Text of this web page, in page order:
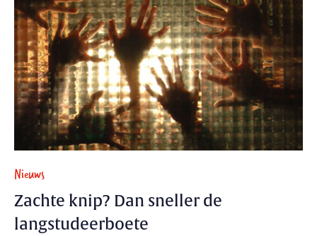
Nieuws
Zachte knip? Dan sneller de
langstudeerboete